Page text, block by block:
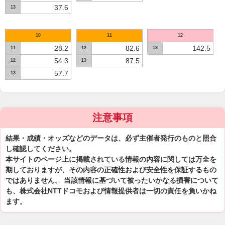
13 37.6
10
11 28.2
12 54.3
13 57.7
11
12 82.6
13 87.5
12
13 142.5
注意事項
結果・成績・オッズなどのデータは、必ず主催者発行のものと照合
し確認してください。
本サイトのページ上に掲載されている情報の内容に関しては万全を
期しておりますが、その内容の正確性および安全性を保証するもの
ではありません。 当該情報に基づいて被ったいかなる損害について
も、株式会社NTTドコモおよび情報提供者は一切の責任を負いかね
ます。